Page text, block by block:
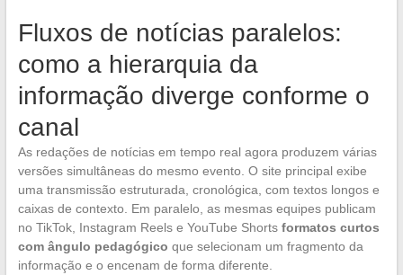
Fluxos de notícias paralelos:
como a hierarquia da
informação diverge conforme o
canal
As redações de notícias em tempo real agora produzem várias
versões simultâneas do mesmo evento. O site principal exibe
uma transmissão estruturada, cronológica, com textos longos e
caixas de contexto. Em paralelo, as mesmas equipes publicam
no TikTok, Instagram Reels e YouTube Shorts formatos curtos
com ângulo pedagógico que selecionam um fragmento da
informação e o encenam de forma diferente.